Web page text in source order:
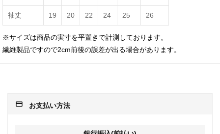
袖丈 19 20 22 24 25 26
※サイズは商品の実寸を平置きで計測しております。
繊維製品ですので2cm前後の誤差が出る場合があります。
payment お支払い方法